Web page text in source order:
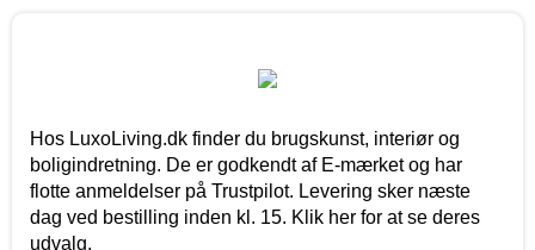
Hos LuxoLiving.dk finder du brugskunst, interiør og
boligindretning. De er godkendt af E-mærket og har
flotte anmeldelser på Trustpilot. Levering sker næste
dag ved bestilling inden kl. 15. Klik her for at se deres
udvalg.